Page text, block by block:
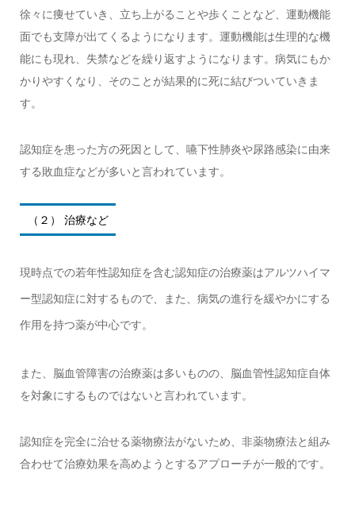
徐々に痩せていき、立ち上がることや歩くことなど、運動機能
面でも支障が出てくるようになります。運動機能は生理的な機
能にも現れ、失禁などを繰り返すようになります。病気にもか
かりやすくなり、そのことが結果的に死に結びついていきま
す。
認知症を患った方の死因として、嚥下性肺炎や尿路感染に由来
する敗血症などが多いと言われています。
（２） 治療など
現時点での若年性認知症を含む認知症の治療薬はアルツハイマ
ー型認知症に対するもので、また、病気の進行を緩やかにする
作用を持つ薬が中心です。
また、脳血管障害の治療薬は多いものの、脳血管性認知症自体
を対象にするものではないと言われています。
認知症を完全に治せる薬物療法がないため、非薬物療法と組み
合わせて治療効果を高めようとするアプローチが一般的です。